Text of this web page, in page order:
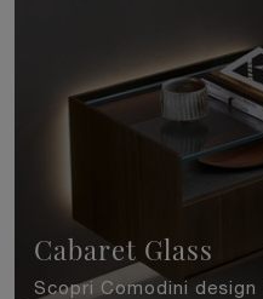
Cabaret Glass
Scopri Comodini